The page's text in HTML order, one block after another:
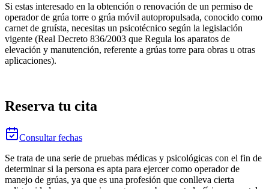
Si estas interesado en la obtención o renovación de un permiso de
operador de grúa torre o grúa móvil autopropulsada, conocido como
carnet de gruísta, necesitas un psicotécnico según la legislación
vigente (Real Decreto 836/2003 que Regula los aparatos de
elevación y manutención, referente a grúas torre para obras u otras
aplicaciones).
Reserva tu cita
Consultar fechas
Se trata de una serie de pruebas médicas y psicológicas con el fin de
determinar si la persona es apta para ejercer como operador de
manejo de grúas, ya que es una profesión que conlleva cierta